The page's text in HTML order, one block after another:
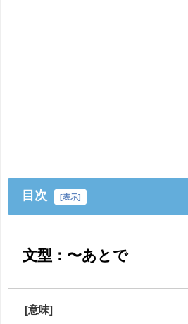
目次 [表示]
文型：〜あとで
[意味]